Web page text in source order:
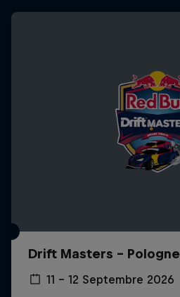
Drift Masters – Pologne
11 – 12 Septembre 2026